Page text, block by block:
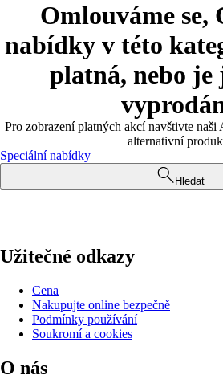
Omlouváme se,
nabídky v této
platná, nebo je
Pro zobrazení platných akcí navštivte
alternativní
Speciální nabídky
Hledat
Užitečné odkazy
Cena
Nakupujte online bezpečně
Podmínky používání
Soukromí a cookies
O nás